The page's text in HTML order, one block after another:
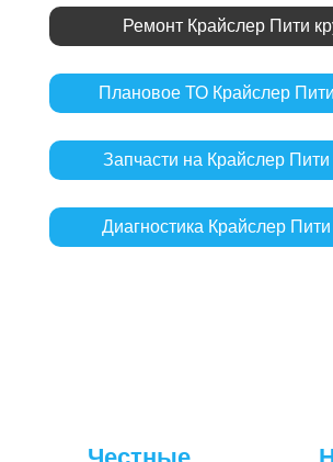
Ремонт Крайслер Пити
Плановое ТО Крайслер
Запчасти на Крайслер Пити
Диагностика Крайслер Пити